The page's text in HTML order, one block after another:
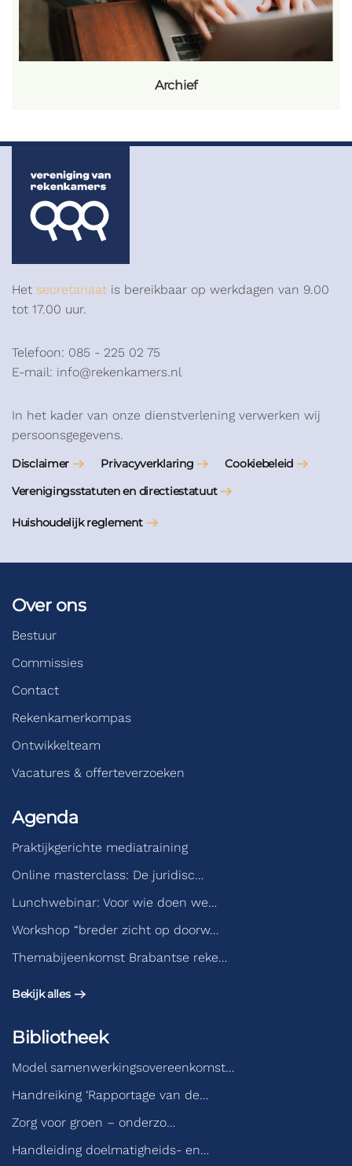
Archief
Het secretariaat is bereikbaar op werkdagen van 9.00
tot 17.00 uur.
Telefoon: 085 - 225 02 75
E-mail: info@rekenkamers.nl
In het kader van onze dienstverlening verwerken wij
persoonsgegevens.
Disclaimer Privacyverklaring
Cookiebeleid
Verenigingsstatuten en directiestatuut
Huishoudelijk reglement
Over ons
Bestuur
Commissies
Contact
Rekenkamerkompas
Ontwikkelteam
Vacatures & offerteverzoeken
Agenda
Praktijkgerichte mediatraining
Online masterclass: De juridisc…
Lunchwebinar: Voor wie doen we…
Workshop “breder zicht op doorw…
Themabijeenkomst Brabantse reke…
Bekijk alles
Bibliotheek
Model samenwerkingsovereenkomst…
Handreiking ‘Rapportage van de…
Zorg voor groen – onderzo…
Handleiding doelmatigheids- en…